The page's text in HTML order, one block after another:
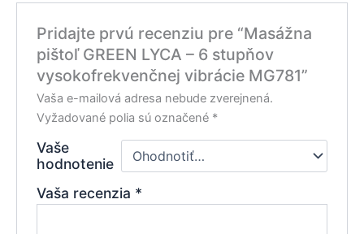
Pridajte prvú recenziu pre “Masážna
pištoľ GREEN LYCA – 6 stupňov
vysokofrekvenčnej vibrácie MG781”
Vaša e-mailová adresa nebude zverejnená.
Vyžadované polia sú označené *
Vaše
hodnotenie
Vaša recenzia *